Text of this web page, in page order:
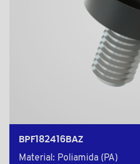
BPF182416BAZ
Material: Poliamida (PA)